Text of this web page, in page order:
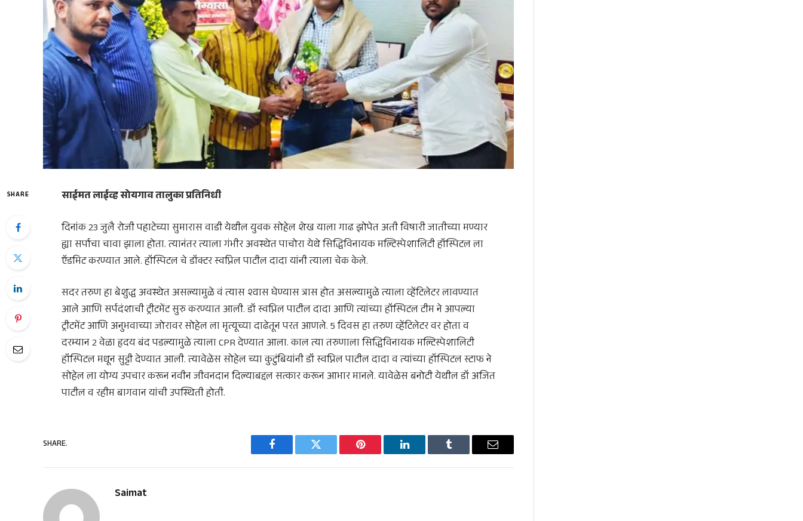
SHARE
साईमत लाईव्ह सोयगाव तालुका प्रतिनिधी
दिनांक 23 जुलै रोजी पहाटेच्या सुमारास वाडी येथील युवक सोहेल शेख याला गाढ झोपेत अती विषारी जातीच्या मण्यार
ह्या सर्पाचा चावा झाला होता. त्यानंतर त्याला गंभीर अवस्थेत पाचोरा येथे सिद्धिविनायक मल्टिस्पेशालिटी हॉस्पिटल ला
ऍडमिट करण्यात आले. हॉस्पिटल चे डॉक्टर स्वप्निल पाटील दादा यांनी त्याला चेक केले.
सदर तरुण हा बेशुद्ध अवस्थेत असल्यामुळे वं त्यास श्वास घेण्यास त्रास होत असल्यामुळे त्याला व्हेंटिलेटर लावण्यात
आले आणि सर्पदंशाची ट्रीटमेंट सुरु करण्यात आली. डॉ स्वप्निल पाटील दादा आणि त्यांच्या हॉस्पिटल टीम ने आपल्या
ट्रीटमेंट आणि अनुभवाच्या जोरावर सोहेल ला मृत्यूच्या दाढेतून परत आणले. 5 दिवस हा तरुण व्हेंटिलेटर वर होता व
दरम्यान 2 वेळा हृदय बंद पडल्यामुळे त्याला CPR देण्यात आला. काल त्या तरुणाला सिद्धिविनायक मल्टिस्पेशालिटी
हॉस्पिटल मधून सुट्टी देण्यात आली. त्यावेळेस सोहेल च्या कुटुंबियांनी डॉ स्वप्निल पाटील दादा व त्यांच्या हॉस्पिटल स्टाफ ने
सोहेल ला योग्य उपचार करून नवीन जीवनदान दिल्याबद्दल सत्कार करून आभार मानले. यावेळेस बनोटी येथील डॉ अजित
पाटील व रहीम बागवान यांची उपस्थिती होती.
SHARE.
Facebook Twitter Pinterest LinkedIn Tumblr Email
Saimat